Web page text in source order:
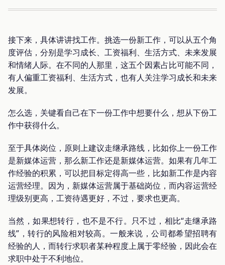
接下来，具体讲讲找工作。挑选一份新工作，可以从五个角
度评估，分别是学习成长、工资福利、生活方式、未来发展
和情绪人际。在不同的人那里，这五个因素占比可能不同，
有人偏重工资福利、生活方式，也有人关注学习成长和未来
发展。
怎么选，关键看自己在下一份工作中想要什么，想从下份工
作中获得什么。
至于具体岗位，原则上建议走继承路线，比如你上一份工作
是新媒体运营，那么新工作还是新媒体运营。如果有几年工
作经验的积累，可以把目标定得高一些，比如新工作是内容
运营经理。因为，新媒体运营属于基础岗位，而内容运营经
理级别更高，工资待遇更好，不过，要求也更高。
当然，如果想转行，也不是不行。只不过，相比“走继承路
线”，转行的风险相对较高。一般来说，公司都希望招聘有
经验的人，而转行求职者某种程度上属于零经验，因此会在
求职中处于不利地位。